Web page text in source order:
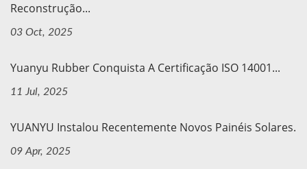
Reconstrução...
03 Oct, 2025
Yuanyu Rubber Conquista A Certificação ISO 14001...
11 Jul, 2025
YUANYU Instalou Recentemente Novos Painéis Solares.
09 Apr, 2025